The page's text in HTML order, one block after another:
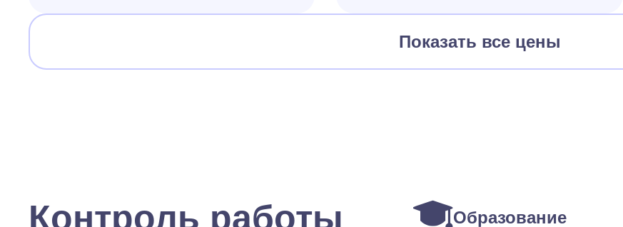
Показать все цены
Контроль работы
Образование